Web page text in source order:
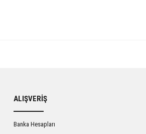
Yorum Yaz
ALIŞVERİŞ
Banka Hesapları